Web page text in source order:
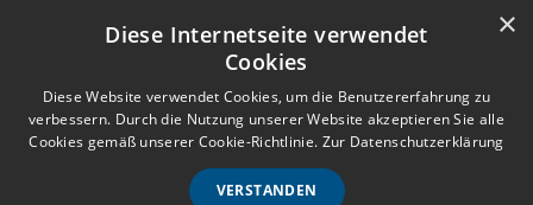
Anmelden Registrieren
e
n
ü
Wir lassen nur die Hand los,
×
Diese Internetseite verwendet
Cookies
Diese Website verwendet Cookies, um die Benutzererfahrung zu
verbessern. Durch die Nutzung unserer Website akzeptieren Sie alle
Cookies gemäß unserer Cookie-Richtlinie. Zur Datenschutzerklärung
VERSTANDEN